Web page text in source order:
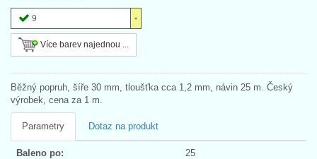
9
Více barev najednou ...
Běžný popruh, šíře 30 mm, tloušťka cca 1,2 mm, návin 25 m. Český
výrobek, cena za 1 m.
Parametry Dotaz na produkt
Baleno po: 25